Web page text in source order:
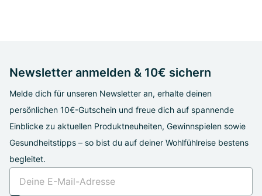
Newsletter anmelden & 10€ sichern
Melde dich für unseren Newsletter an, erhalte deinen
persönlichen 10€-Gutschein und freue dich auf spannende
Einblicke zu aktuellen Produktneuheiten, Gewinnspielen sowie
Gesundheitstipps – so bist du auf deiner Wohlfühlreise bestens
begleitet.